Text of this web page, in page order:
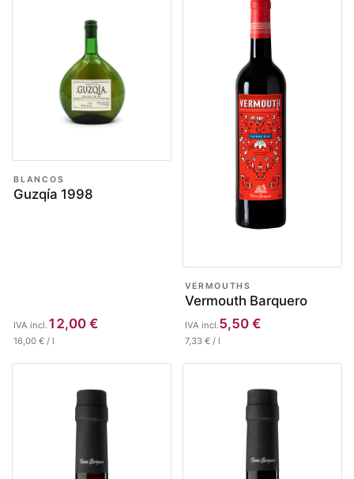
BLANCOS
Guzqía 1998
12,00 €
IVA incl.
16,00 € / l
VERMOUTHS
Vermouth Barquero
5,50€
IVA incl.
7,33€/ l